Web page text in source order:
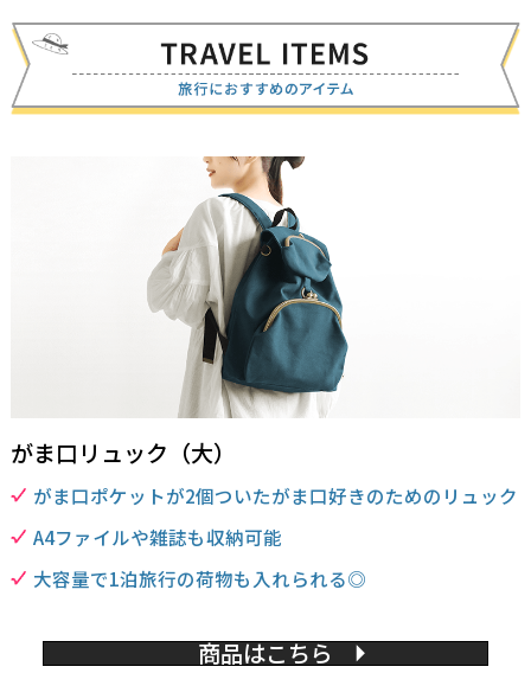
がま口リュック（大）
がま口ポケットが2個ついたがま口好きのためのリュック
A4ファイルや雑誌も収納可能
大容量で1泊旅行の荷物も入れられる◎
商品はこちら